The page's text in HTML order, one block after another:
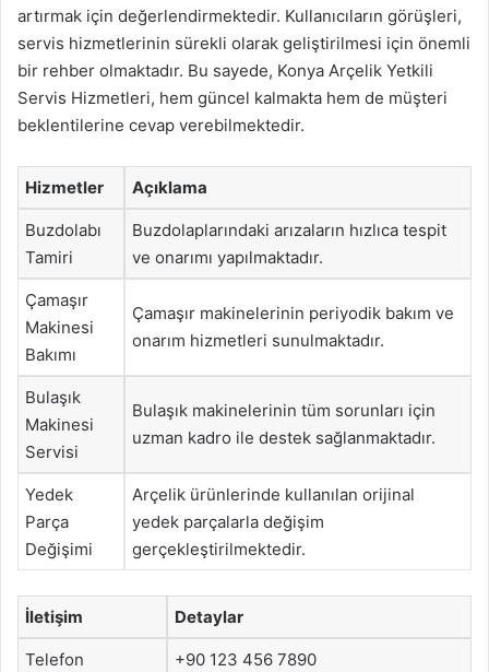
artırmak için değerlendirmektedir. Kullanıcıların görüşleri,
servis hizmetlerinin sürekli olarak geliştirilmesi için önemli
bir rehber olmaktadır. Bu sayede, Konya Arçelik Yetkili
Servis Hizmetleri, hem güncel kalmakta hem de müşteri
beklentilerine cevap verebilmektedir.
Hizmetler Açıklama
Buzdolabı
Tamiri
Buzdolaplarındaki arızaların hızlıca tespit
ve onarımı yapılmaktadır.
Çamaşır
Makinesi
Bakımı
Çamaşır makinelerinin periyodik bakım ve
onarım hizmetleri sunulmaktadır.
Bulaşık
Makinesi
Servisi
Bulaşık makinelerinin tüm sorunları için
uzman kadro ile destek sağlanmaktadır.
Yedek
Parça
Değişimi
Arçelik ürünlerinde kullanılan orijinal
yedek parçalarla değişim
gerçekleştirilmektedir.
İletişim Detaylar
Telefon +90 123 456 7890